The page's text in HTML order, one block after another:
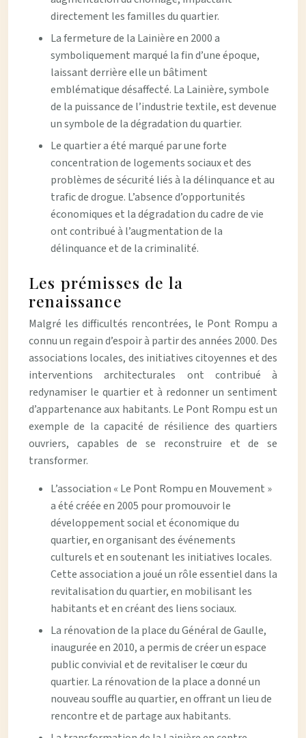
directement les familles du quartier.
La fermeture de la Lainière en 2000 a
symboliquement marqué la fin d’une époque,
laissant derrière elle un bâtiment
emblématique désaffecté. La Lainière, symbole
de la puissance de l’industrie textile, est devenue
un symbole de la dégradation du quartier.
Le quartier a été marqué par une forte
concentration de logements sociaux et des
problèmes de sécurité liés à la délinquance et au
trafic de drogue. L’absence d’opportunités
économiques et la dégradation du cadre de vie
ont contribué à l’augmentation de la
délinquance et de la criminalité.
Les prémisses de la
renaissance
Malgré les difficultés rencontrées, le Pont Rompu a
connu un regain d’espoir à partir des années 2000. Des
associations locales, des initiatives citoyennes et des
interventions architecturales ont contribué à
redynamiser le quartier et à redonner un sentiment
d’appartenance aux habitants. Le Pont Rompu est un
exemple de la capacité de résilience des quartiers
ouvriers, capables de se reconstruire et de se
transformer.
L’association « Le Pont Rompu en Mouvement »
a été créée en 2005 pour promouvoir le
développement social et économique du
quartier, en organisant des événements
culturels et en soutenant les initiatives locales.
Cette association a joué un rôle essentiel dans la
revitalisation du quartier, en mobilisant les
habitants et en créant des liens sociaux.
La rénovation de la place du Général de Gaulle,
inaugurée en 2010, a permis de créer un espace
public convivial et de revitaliser le cœur du
quartier. La rénovation de la place a donné un
nouveau souffle au quartier, en offrant un lieu de
rencontre et de partage aux habitants.